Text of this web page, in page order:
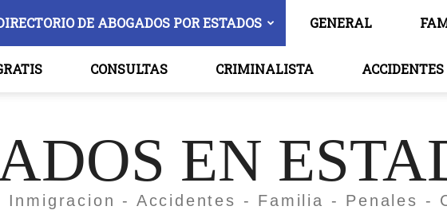
DE ABOGADOS POR ESTADOS GENERAL
CONSULTAS CRIMINALISTA
EN
Inmigracion - Accidentes - Familia - Penales -